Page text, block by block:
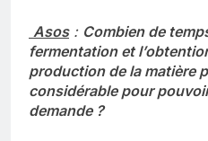
Asos: Combien de
fermentation et
production de la matière
considérable pour
demande ?